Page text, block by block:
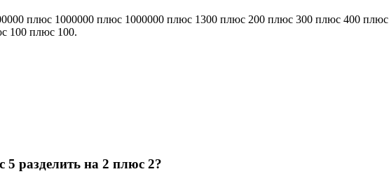
плюс 1000000 плюс 1000000 плюс 1300 плюс 200 плюс 300 плюс 400 плюс
100 плюс 100.
разделить на 2 плюс 2?